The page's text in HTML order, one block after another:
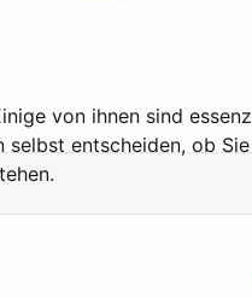
von ihnen sind
entscheiden, ob